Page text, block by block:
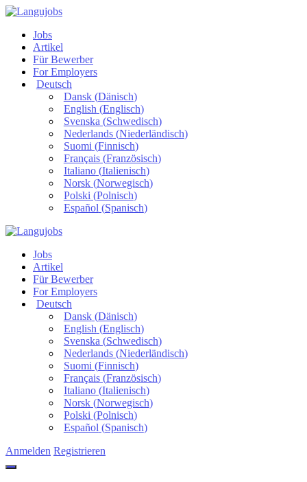
Jobs
Artikel
Für Bewerber
For Employers
Deutsch
Dansk(Dänisch)
English (Englisch)
Svenska (Schwedisch)
Nederlands(Niederländisch)
Suomi (Finnisch)
Français(Französisch)
Italiano(Italienisch)
Norsk(Norwegisch)
Polski (Polnisch)
Español (Spanisch)
Jobs
Artikel
Für Bewerber
For Employers
Deutsch
Dansk(Dänisch)
English (Englisch)
Svenska (Schwedisch)
Nederlands(Niederländisch)
Suomi (Finnisch)
Français(Französisch)
Italiano(Italienisch)
Norsk(Norwegisch)
Polski (Polnisch)
Español (Spanisch)
Anmelden Registrieren